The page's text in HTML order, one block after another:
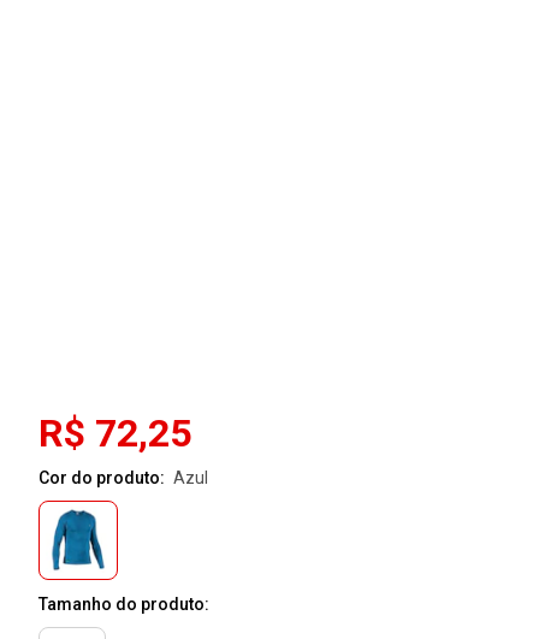
R$ 72,25
Cor do produto: azul
Tamanho do produto: